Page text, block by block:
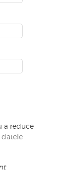
a reduce
datele